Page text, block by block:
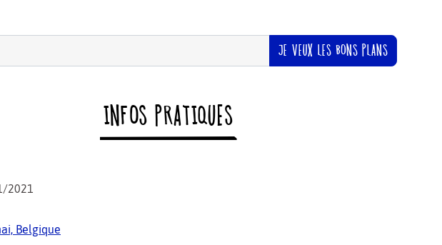
JE VEUX LES BONS PLANS
INFOS PRATIQUES
2021
Belgique